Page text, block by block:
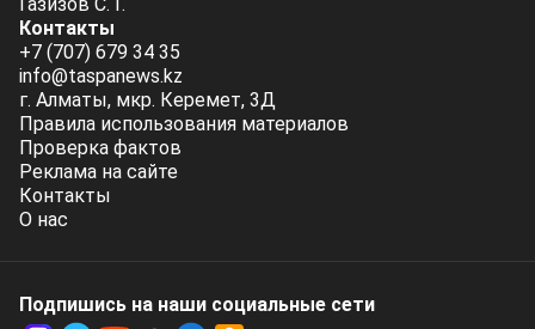
Газизов С. Г.
Контакты
+7 (707) 679 34 35
info@taspanews.kz
г. Алматы, мкр. Керемет, 3Д
Правила использования материалов
Проверка фактов
Реклама на сайте
Контакты
О нас
Подпишись на наши социальные cети